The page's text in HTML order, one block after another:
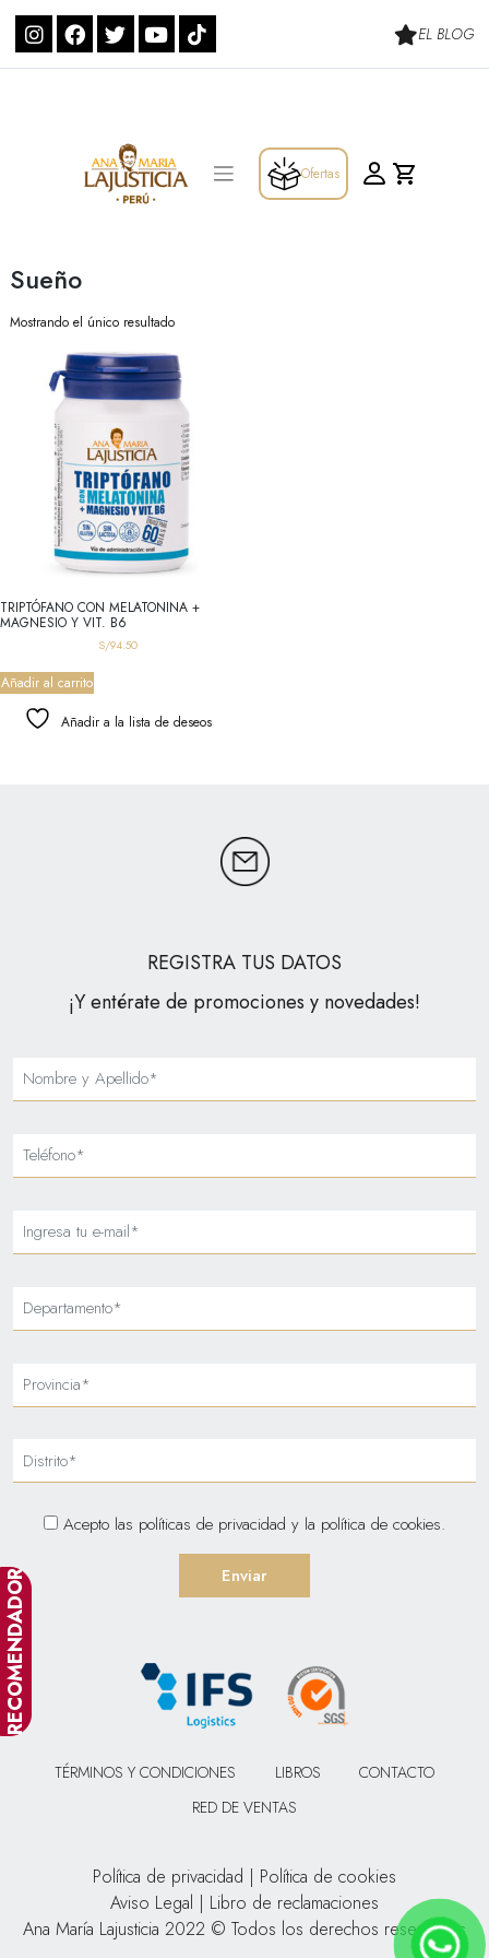
RECOMENDADOR
content
EL BLOG
Ofertas
Sueño
Mostrando el único resultado
TRIPTÓFANO CON MELATONINA +
MAGNESIO Y VIT. B6
S/94.50
Añadir al carrito
Añadir a la lista de deseos
REGISTRA TUS DATOS
¡Y entérate de promociones y novedades!
Acepto las políticas de privacidad y la política de cookies.
TÉRMINOS Y CONDICIONES LIBROS
CONTACTO
RED DE VENTAS
Política de privacidad | Política de cookies
Aviso Legal | Libro de reclamaciones
Ana María Lajusticia 2022 © Todos los derechos reservados